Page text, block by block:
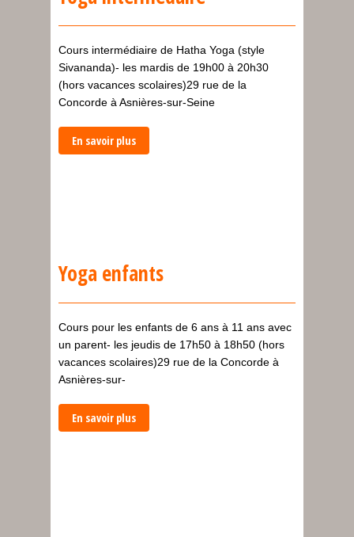
Cours intermédiaire de Hatha Yoga (style
Sivananda)- les mardis de 19h00 à 20h30
(hors vacances scolaires)29 rue de la
Concorde à Asnières-sur-Seine
En savoir plus
Yoga enfants
Cours pour les enfants de 6 ans à 11 ans avec
un parent- les jeudis de 17h50 à 18h50 (hors
vacances scolaires)29 rue de la Concorde à
Asnières-sur-
En savoir plus